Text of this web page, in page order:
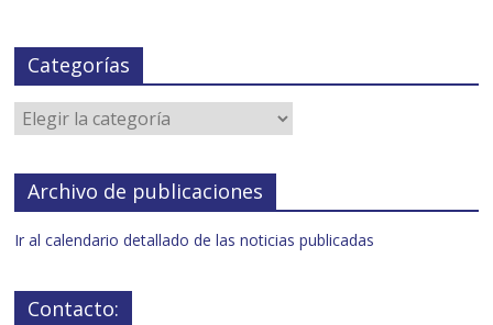
Categorías
Archivo de publicaciones
Ir al calendario detallado de las noticias publicadas
Contacto: